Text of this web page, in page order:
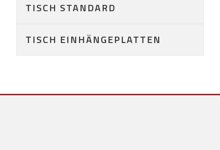
TISCH STANDARD
TISCH EINHÄNGEPLATTEN